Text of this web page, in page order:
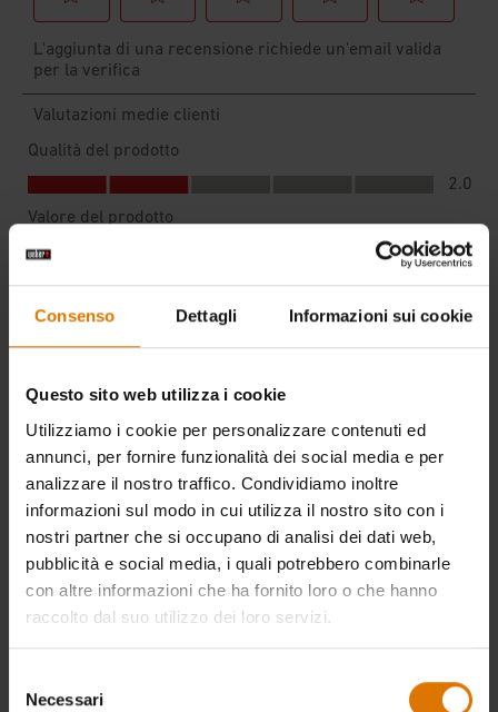
Consenso Dettagli Informazioni sui cookie
Questo sito web utilizza i cookie
Utilizziamo i cookie per personalizzare contenuti ed
annunci, per fornire funzionalità dei social media e per
analizzare il nostro traffico. Condividiamo inoltre
informazioni sul modo in cui utilizza il nostro sito con i
nostri partner che si occupano di analisi dei dati web,
pubblicità e social media, i quali potrebbero combinarle
con altre informazioni che ha fornito loro o che hanno
raccolto dal suo utilizzo dei loro servizi.
delNecessari